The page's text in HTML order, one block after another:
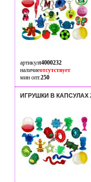
артикулt4000232
наличиеотсутствует
мин опт.250
ИГРУШКИ В КАПСУЛАХ